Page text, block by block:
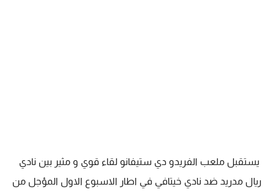
يستقبل ملعب الفريدو دي ستيفانو لقاء قوي و مثير بين نادي
ريال مدريد ضد نادي خيتافي في اطار الاسبوع الاول المؤجل من